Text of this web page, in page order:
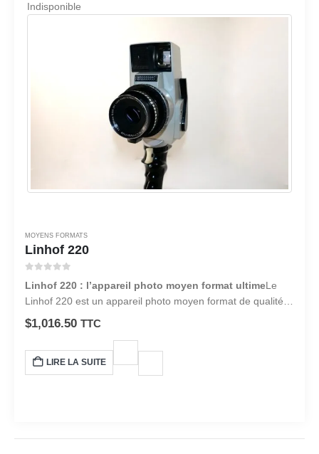
Indisponible
MOYENS FORMATS
Linhof 220
Linhof 220 : l’appareil photo moyen format ultimeLe
Linhof 220 est un appareil photo moyen format de qualité
professionnelle qui offre une qualité d’image et une
polyvalence inégalées. Avec sa qualité de fabrication
robuste et son ingénierie précise, cet appareil photo est
conçu pour répondre aux exigences des photographes
professionnels et des passionnés sérieux.
$1,016.50 TTC
LIRE LA SUITE